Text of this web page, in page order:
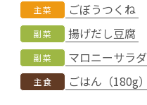
主菜 ごぼうつくね
副菜 揚げだし豆腐
副菜 マロニーサラダ
主食 ごはん（180g）